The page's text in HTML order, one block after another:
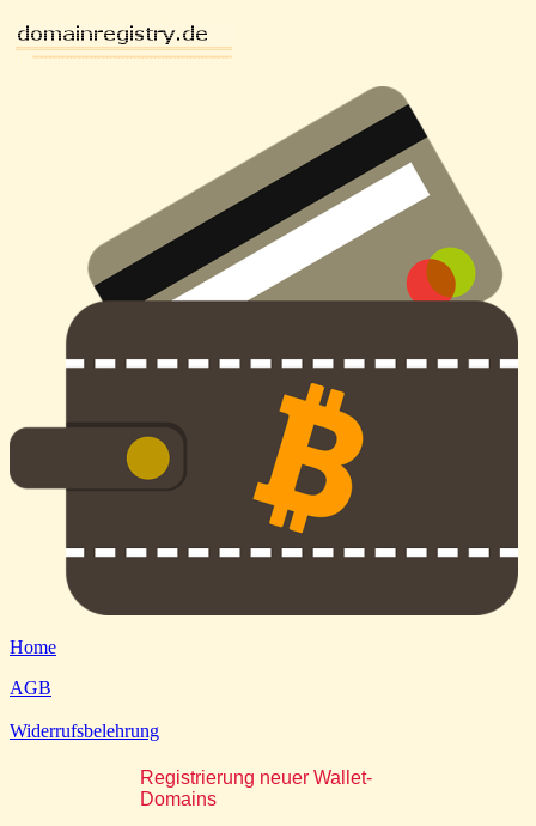
Home
AGB
Widerrufsbelehrung
Registrierung neuer Wallet-
Domains